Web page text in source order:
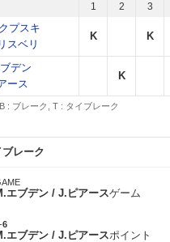
1 2 3
プスキ
スベリ
K K
デン
ース
K
: ブレーク, T : タイブレーク
ブレーク
エブデン / J.ピアースゲーム
-6
エブデン / J.ピアースポイント